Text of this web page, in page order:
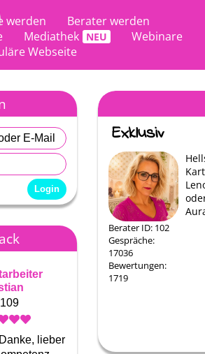
werden
Berater werden
Mediathek
Webinare
Webseite
lieber
Yvonne
fühlende Art die die Dinge
Berater ID: 102
Gespräche:
17036
Bewertungen:
1719